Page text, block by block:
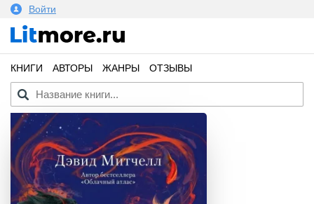
Войти
КНИГИ АВТОРЫ ЖАНРЫ ОТЗЫВЫ